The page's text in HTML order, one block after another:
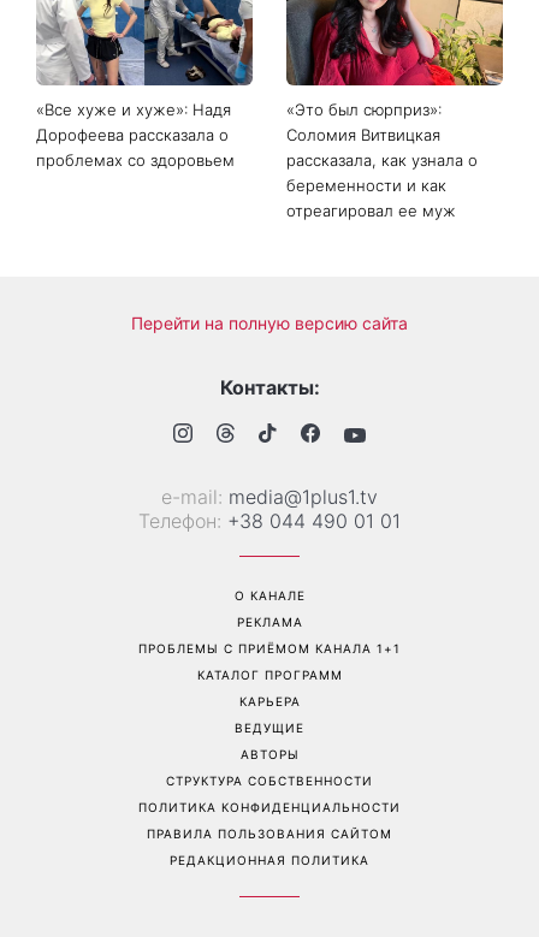
соцсетях: почему мини-
юбка с пайетками
покорила Instagram
сентября: что обязательно
нужно сделать на участке
в августе 2026 года
Дорофеева рассказала о
проблемах со здоровьем
Соломия Витвицкая
рассказала, как узнала о
беременности и как
отреагировал ее муж